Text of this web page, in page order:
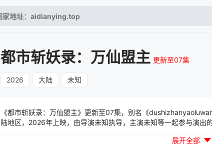
都市斩妖录：万仙盟主 更新至07集
2026 大陆 未知
《都市斩妖录：万仙盟主》更新至07集，别名《
陆地区，2026年上映，由导演未知执导，主演未知等一起参与演出
展开全部